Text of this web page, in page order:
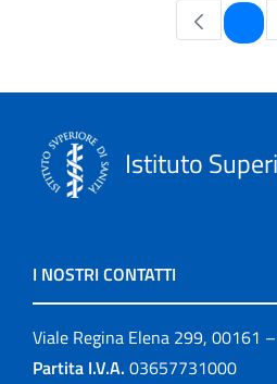
Istituto
I NOSTRI CONTATTI
Viale Regina Elena 299, 00161
Partita I.V.A. 03657731000